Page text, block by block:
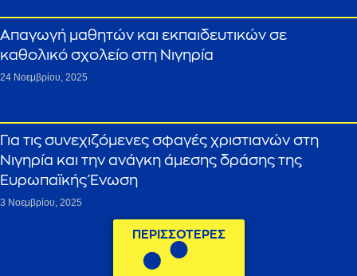
Απαγωγή μαθητών και εκπαιδευτικών σε
καθολικό σχολείο στη Νιγηρία
24 Νοεμβρίου, 2025
Για τις συνεχιζόμενες σφαγές χριστιανών στη
Νιγηρία και την ανάγκη άμεσης δράσης της
Ευρωπαϊκής Ένωση
3 Νοεμβρίου, 2025
ΠΕΡΙΣΣΟΤΕΡΕΣ